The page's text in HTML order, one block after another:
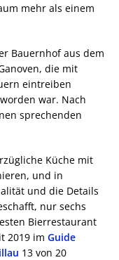
mehr als einem
Bauernhof aus dem
die mit
eintreiben
war. Nach
sprechenden
Küche mit
und in
und die Details
nur sechs
Bierrestaurant
2019 im Guide
13 von 20